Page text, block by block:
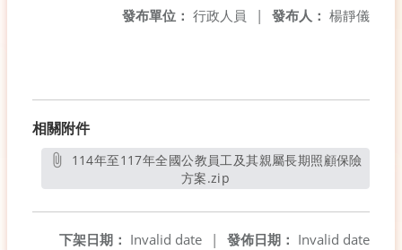
發布人： 楊靜儀
發布單位： 行政人員 |
相關附件
方案.zip
發佈日期： Invalid date
下架日期： Invalid date
|